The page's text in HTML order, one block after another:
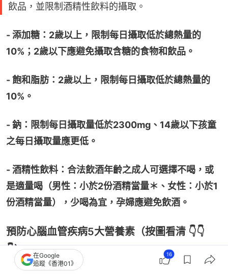
飲品，並限制酒精性飲料的攝取。
- 添加糖：2歲以上，限制每日攝取低於總熱量的
10%；2歲以下應避免攝取含糖的食物和飲品。
- 飽和脂肪：2歲以上，限制每日攝取低於總熱量的
10%。
- 鈉：限制每日攝取量低於2300mg、14歲以下孩童
之每日攝取量應更低。
- 酒精性飲料：合法飲酒年齡之成人可選擇不喝，或
是適量喝（男性：小於2份酒精當量＊、女性：小於1
份酒精當量），少喝為宜，孕婦應避免飲酒。
預防心腦血管疾病5大營養素（按圖看清 👇👇
👇）
在Google
追蹤《香港01》
16